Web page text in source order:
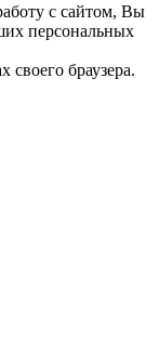
с сайтом, Вы
персональных
браузера.